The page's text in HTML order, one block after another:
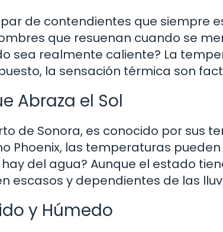
de contendientes que siempre
que resuenan cuando se
sea realmente caliente? La
la sensación térmica son
Abraza el Sol
de Sonora, es conocido por sus
Phoenix, las temperaturas
del agua? Aunque el estado
escasos y dependientes de las
y Húmedo